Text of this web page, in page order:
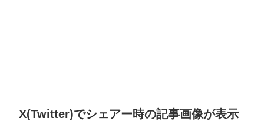
X(Twitter)でシェアー時の記事画像が表示